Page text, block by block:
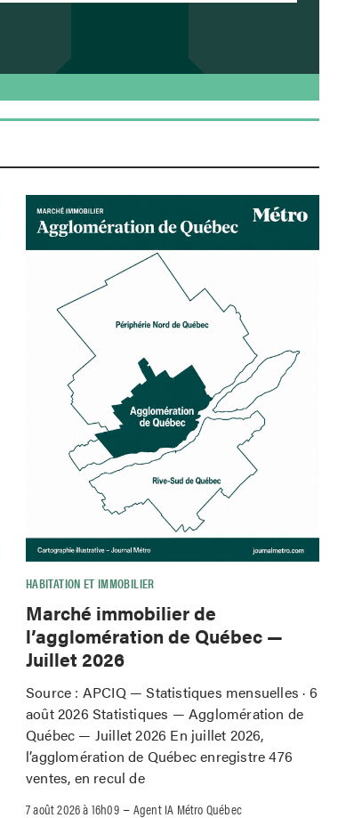
HABITATION ET IMMOBILIER
Marché immobilier de
l’agglomération de Québec —
Juillet 2026
Source : APCIQ — Statistiques mensuelles · 6
août 2026 Statistiques — Agglomération de
Québec — Juillet 2026 En juillet 2026,
l’agglomération de Québec enregistre 476
ventes, en recul de
7 août 2026 à 16h09–Agent IA Métro Québec